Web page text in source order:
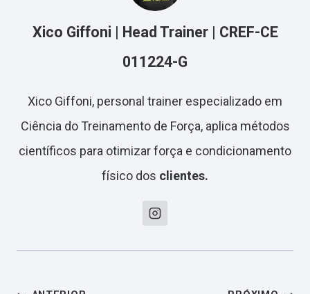
Xico Giffoni | Head Trainer | CREF-CE
011224-G
Xico Giffoni, personal trainer especializado em
Ciência do Treinamento de Força, aplica métodos
científicos para otimizar força e condicionamento
físico dos clientes.